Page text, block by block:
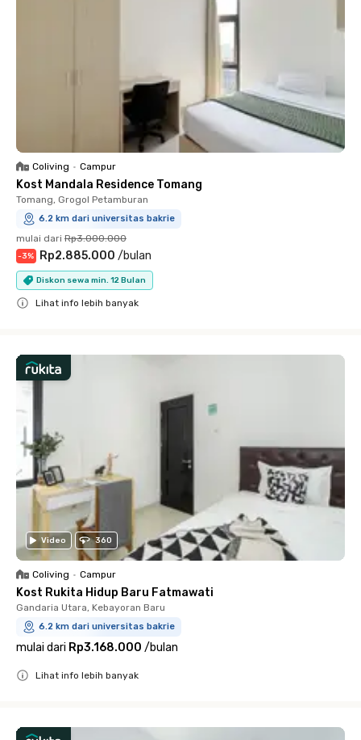
Coliving • Campur
Kost Mandala Residence Tomang
Tomang, Grogol Petamburan
6.2 km dari universitas bakrie
mulai dari Rp3.000.000
-3% Rp2.885.000 /bulan
Diskon sewa min. 12 Bulan
Lihat info lebih banyak
Video 360
Coliving • Campur
Kost Rukita Hidup Baru Fatmawati
Gandaria Utara, Kebayoran Baru
6.2 km dari universitas bakrie
mulai dari Rp3.168.000 /bulan
Lihat info lebih banyak